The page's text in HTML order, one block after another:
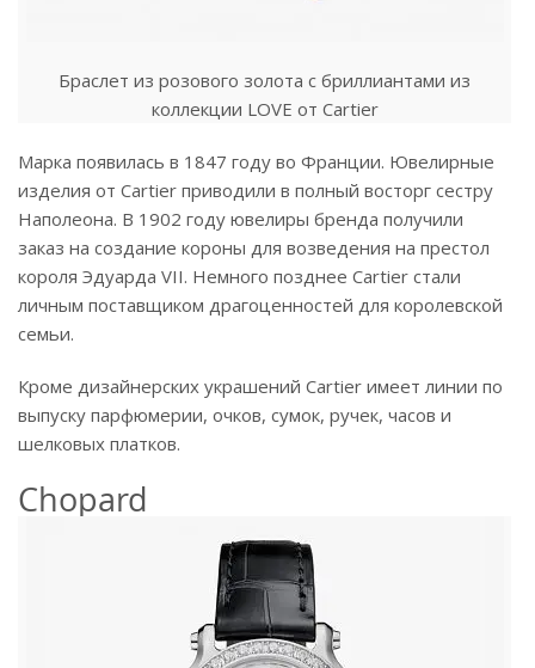
Браслет из розового золота с бриллиантами из
коллекции LOVE от Cartier
Марка появилась в 1847 году во Франции. Ювелирные
изделия от Cartier приводили в полный восторг сестру
Наполеона. В 1902 году ювелиры бренда получили
заказ на создание короны для возведения на престол
короля Эдуарда VII. Немного позднее Cartier стали
личным поставщиком драгоценностей для королевской
семьи.
Кроме дизайнерских украшений Cartier имеет линии по
выпуску парфюмерии, очков, сумок, ручек, часов и
шелковых платков.
Chopard